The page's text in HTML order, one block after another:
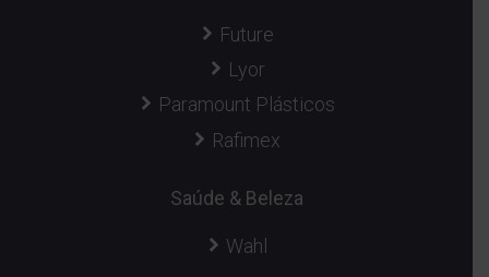
Future
Lyor
Paramount Plásticos
Rafimex
Saúde & Beleza
Wahl